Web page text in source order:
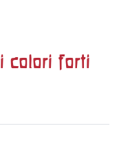
colori forti